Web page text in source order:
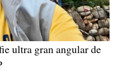
ultra gran angular de